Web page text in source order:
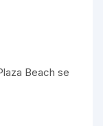
Beach se